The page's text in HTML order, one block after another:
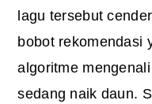
lagu tersebut
bobot rekomendasi
algoritme
sedang naik daun.